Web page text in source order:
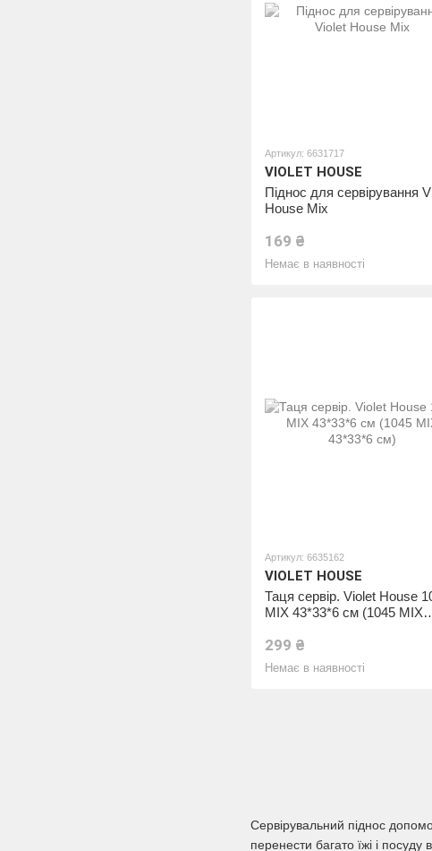
Сервірувальний піднос
перенести багато їжі і
Артикул: 6631717
VIOLET HOUSE
Піднос для сервірування
House Mix
169 ₴
Немає в наявності
Артикул: 6635162
VIOLET HOUSE
Таця сервір. Violet House
MIX 43*33*6 см (1045 MIX
299 ₴
Немає в наявності